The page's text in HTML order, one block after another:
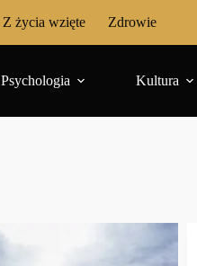
Z życia wzięte Zdrowie
Psychologia Kultura